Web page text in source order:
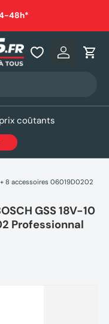
48h*
Se
coûtants
8 accessoires 06019D0202
GSS 18V-10
Professionnal